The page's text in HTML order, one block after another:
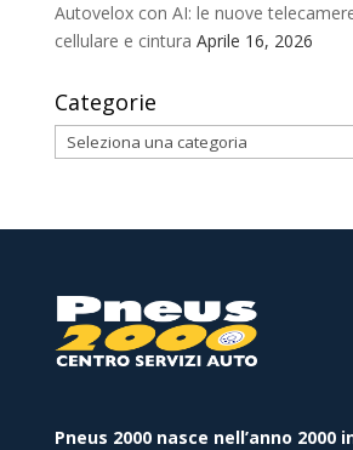
Autovelox con AI: le nuove
cellulare e cintura Aprile 16, 2026
Categorie
Categorie
Pneus 2000 nasce nell’anno 2000